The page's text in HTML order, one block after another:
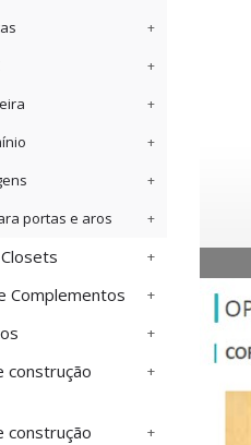
portas e aros
Complementos
construção
construção